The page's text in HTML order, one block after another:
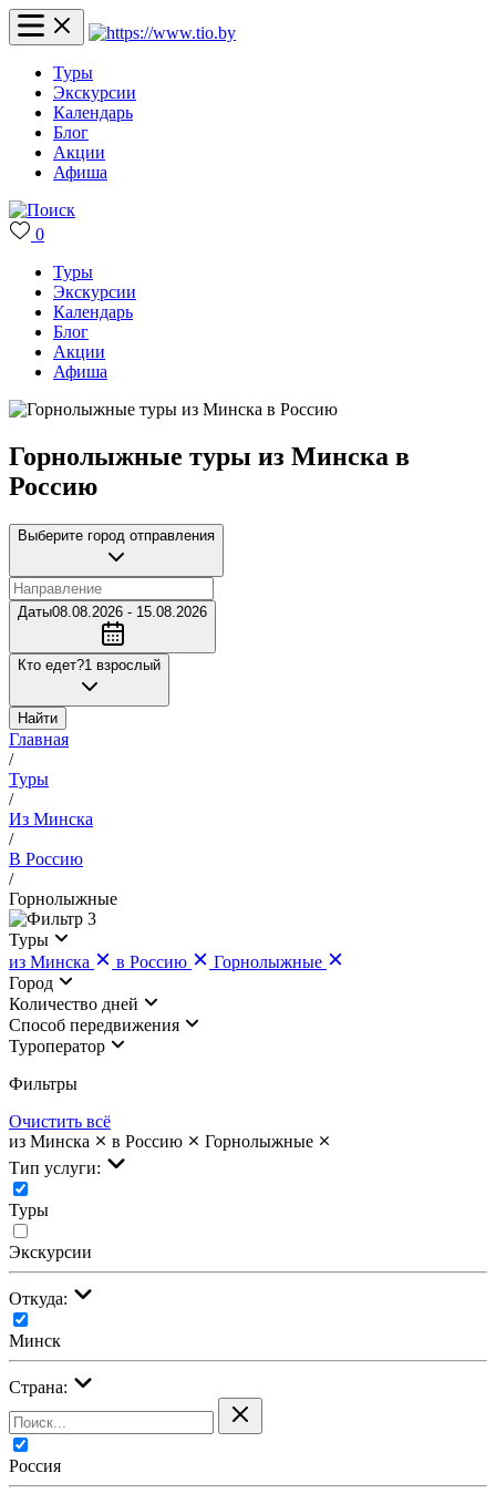
Туры
Экскурсии
Календарь
Блог
Акции
Афиша
0
Туры
Экскурсии
Календарь
Блог
Акции
Афиша
Горнолыжные туры из Минска в
Россию
Выберите город отправления
Даты08.08.2026 - 15.08.2026
Кто едет?1 взрослый
Найти
Главная
/
Туры
/
Из Минска
/
В Россию
/
Горнолыжные
3
Туры
из Минска
в Россию
Горнолыжные
Город
Количество дней
Cпособ передвижения
Туроператор
Фильтры
Очистить всё
из Минска
в Россию
Горнолыжные
Тип услуги:
Туры
Экскурсии
Откуда:
Минск
Страна:
Россия